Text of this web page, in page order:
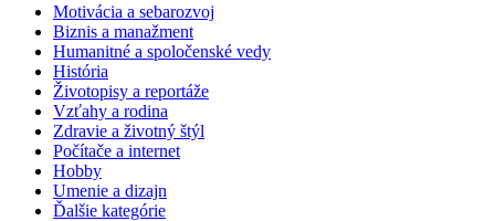
Motivácia a sebarozvoj
Biznis a manažment
Humanitné a spoločenské vedy
História
Životopisy a reportáže
Vzťahy a rodina
Zdravie a životný štýl
Počítače a internet
Hobby
Umenie a dizajn
Ďalšie kategórie